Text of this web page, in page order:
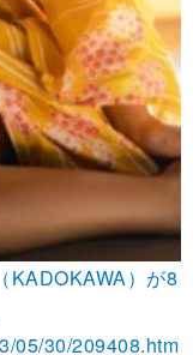
KADOKAWA）が8
05/30/209408.htm